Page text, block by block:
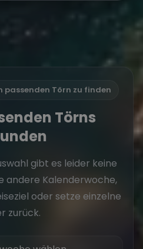
passenden Törn zu finden
Törns
gibt es leider keine
andere Kalenderwoche,
oder setze einzelne
zurück.